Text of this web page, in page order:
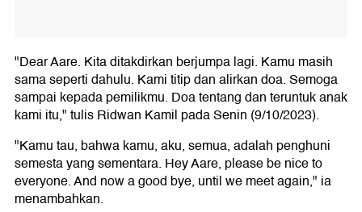
"Dear Aare. Kita ditakdirkan berjumpa lagi. Kamu masih
sama seperti dahulu. Kami titip dan alirkan doa. Semoga
sampai kepada pemilikmu. Doa tentang dan teruntuk anak
kami itu," tulis Ridwan Kamil pada Senin (9/10/2023).
"Kamu tau, bahwa kamu, aku, semua, adalah penghuni
semesta yang sementara. Hey Aare, please be nice to
everyone. And now a good bye, until we meet again," ia
menambahkan.